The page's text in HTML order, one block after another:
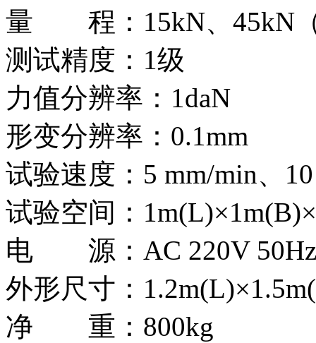
量 程：15kN、45kN
测试精度：1级
力值分辨率：1daN
形变分辨率：0.1mm
试验速度：5 mm/min、
试验空间：
电 源：AC 220V 50Hz
外形尺寸：
净 重：800kg